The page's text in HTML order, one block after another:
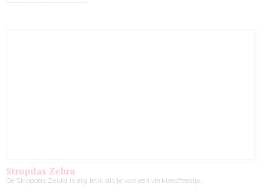
Stropdas Zebra
De Stropdas Zebra is erg leuk als je van een verkleedfeestje…